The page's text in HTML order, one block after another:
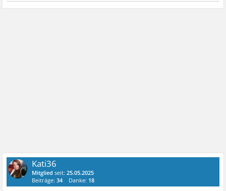
Kati36
Mitglied seit:25.05.2025
Beiträge:34 Danke: 18